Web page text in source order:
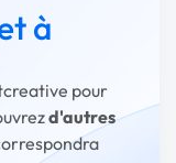
à
pour
d'autres